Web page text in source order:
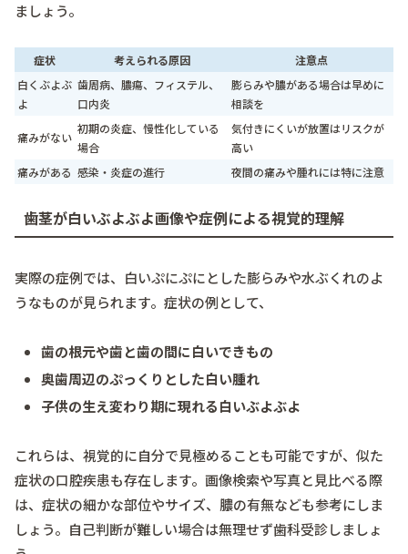
ましょう。
症状 考えられる原因
注意点
白くぶよぶ
よ
歯周病、膿瘍、フィステル、
口内炎
膨らみや膿がある場合は早めに
相談を
痛みがない
初期の炎症、慢性化している
場合
気付きにくいが放置はリスクが
高い
痛みがある 感染・炎症の進行 夜間の痛みや腫れには特に注意
歯茎が白いぶよぶよ画像や症例による視覚的理解
実際の症例では、白いぷにぷにとした膨らみや水ぶくれのよ
うなものが見られます。症状の例として、
歯の根元や歯と歯の間に白いできもの
奥歯周辺のぷっくりとした白い腫れ
子供の生え変わり期に現れる白いぶよぶよ
これらは、視覚的に自分で見極めることも可能ですが、似た
症状の口腔疾患も存在します。画像検索や写真と見比べる際
は、症状の細かな部位やサイズ、膿の有無なども参考にしま
しょう。自己判断が難しい場合は無理せず歯科受診しましょ